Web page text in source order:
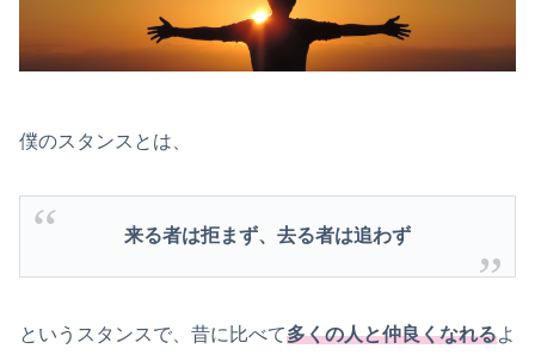
僕のスタンスとは、
来る者は拒まず、去る者は追わず
というスタンスで、昔に比べて多くの人と仲良くなれるよ